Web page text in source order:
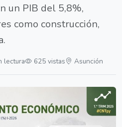
un PIB del 5,8%,
como construcción,
lectura 625 vistas Asunción